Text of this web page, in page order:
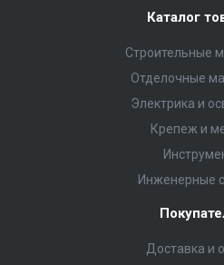
Каталог
Строительные
Отделочные
Электрика и
Крепеж и
Инженерные
Доставка и